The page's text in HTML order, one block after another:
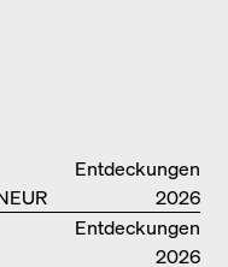
Entdeckungen
2026
Entdeckungen
2026